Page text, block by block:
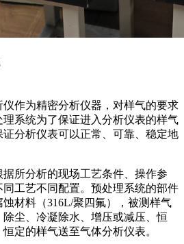
仪作为精密分析仪器，对样气的要求
系统为了保证进入分析仪表的样气
分析仪表可以正常、可靠、稳定地
据所分析的现场工艺条件、操作参
工艺不同配置。预处理系统的部件
材料（316L/聚四氟），被测样气
尘、冷凝除水、增压或减压、恒
定的样气送至气体分析仪表。